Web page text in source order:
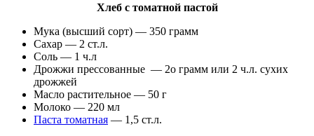
Хлеб с томатной пастой
Мука (высший сорт) — 350 грамм
Сахар — 2 ст.л.
Соль — 1 ч.л
Дрожжи прессованные — 2о грамм или 2 ч.л. сухих
дрожжей
Масло растительное — 50 г
Молоко — 220 мл
Паста томатная — 1,5 ст.л.